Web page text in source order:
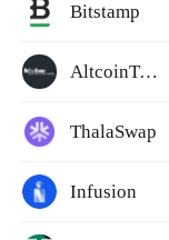
Bitstamp
AltcoinTrader
ThalaSwap
Infusion